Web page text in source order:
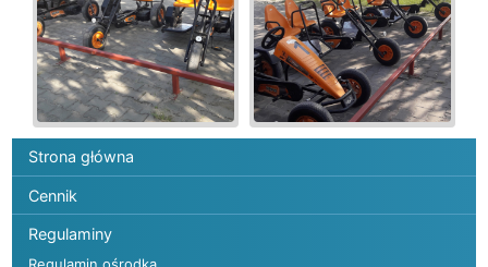
Menu główne
Strona główna
Cennik
Regulaminy